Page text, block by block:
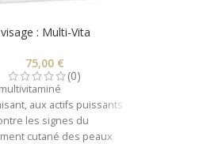
: Multi-Vita
75,00 €
(0)
aux actifs puissants
les signes du
cutané des peaux